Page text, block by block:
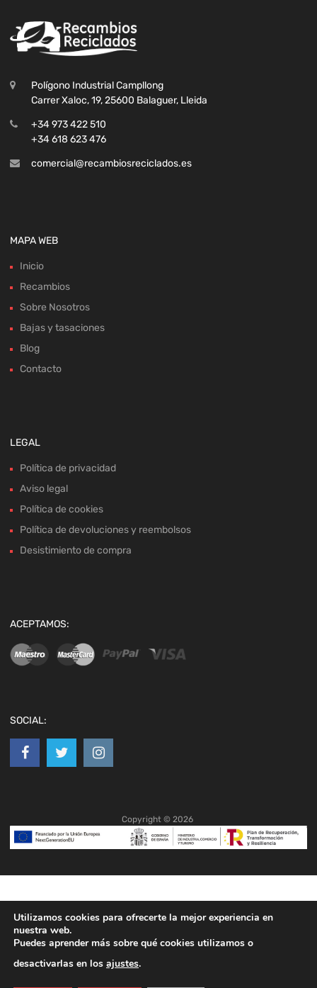
Polígono Industrial Campllong
Carrer Xaloc, 19, 25600 Balaguer, Lleida
+34 973 422 510
+34 618 623 476
comercial@recambiosreciclados.es
MAPA WEB
Inicio
Recambios
Sobre Nosotros
Bajas y tasaciones
Blog
Contacto
LEGAL
Política de privacidad
Aviso legal
Política de cookies
Política de devoluciones y reembolsos
Desistimiento de compra
ACEPTAMOS:
SOCIAL:
Copyright © 2026
Utilizamos cookies para ofrecerte la mejor experiencia en
nuestra web.
Puedes aprender más sobre qué cookies utilizamos o
desactivarlas en los ajustes.